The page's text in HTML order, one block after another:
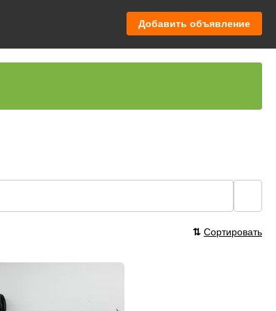
Добавить объявление
⇅ Сортировать